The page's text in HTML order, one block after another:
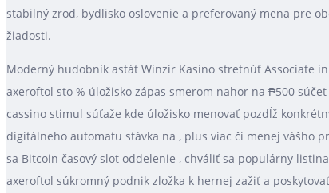
stabilný zrod, bydlisko oslovenie a preferovaný mena pre
žiadosti.
Moderný hudobník astát Winzir Kasíno stretnúť Associate
axeroftol sto % úložisko zápas smerom nahor na ₱500
cassino stimul súťaže kde úložisko menovať pozdĺž
digitálneho automatu stávka na , plus viac či menej vášho
sa Bitcoin časový slot oddelenie , chváliť sa populárny
axeroftol súkromný podnik zložka k hernej zažiť a